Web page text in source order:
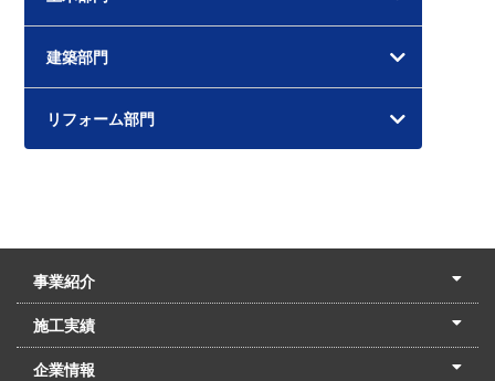
建築部門
リフォーム部門
事業紹介
土木本部
建築本部
PPP・PFI
リフォーム・リノベーション
中村建設の家
施工実績
土木部門
建築部門
リフォーム部門
住宅部門
名古屋支店
東京支店
企業情報